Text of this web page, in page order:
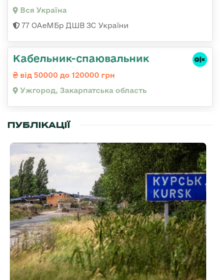
Вся Україна
77 ОАеМБр ДШВ ЗС України
Кабельник-спаювальник
від 50000 до 120000 грн
Ужгород, Закарпатська область
ПУБЛІКАЦІЇ